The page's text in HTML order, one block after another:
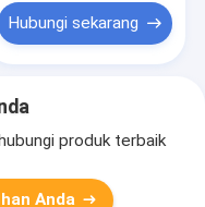
Hubungi sekarang
produk terbaik
Anda